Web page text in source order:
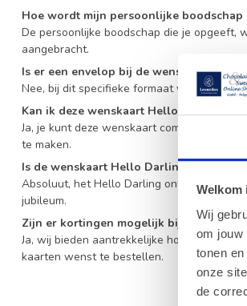
Welkom
Wij
om jouw
tonen
onze
de
Hoe wordt mijn persoonlijke
De persoonlijke boodschap die je opgeeft,
aangebracht.
Is er een envelop bij de wenskaart Hello
Nee, bij dit specifieke formaat van 7x7 cm
Kan ik deze wenskaart Hello Darling
Ja, je kunt deze wenskaart combineren
te maken.
Is de wenskaart Hello Darling geschikt
Absoluut, het Hello Darling ontwerp is bij
jubileum.
Zijn er kortingen mogelijk bij grotere
Ja, wij bieden aantrekkelijke
kaarten wenst te bestellen.